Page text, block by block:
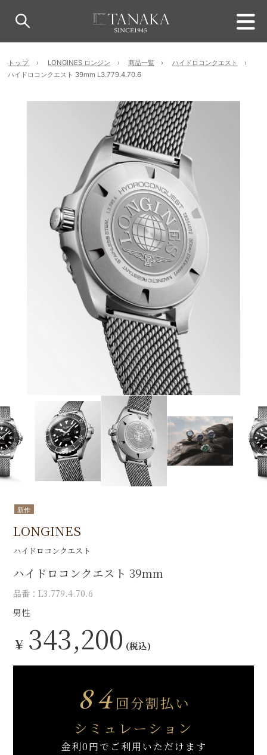
トップ LONGINES ロンジン 商品一覧
ハイドロコンクエスト
ハイドロコンクエスト 39mm L3.779.4.70.6
新作
LONGINES
ハイドロコンクエスト
ハイドロコンクエスト 39mm
品番：L3.779.4.70.6
男性
￥ 343,200 (税込)
84 回分割払い
シミュレーション
金利0円でご利用いただけます